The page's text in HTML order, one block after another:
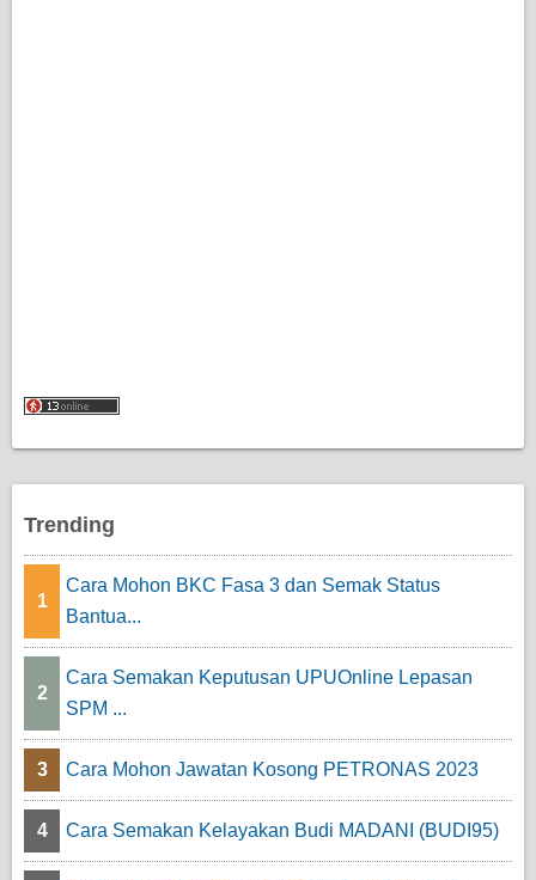
Trending
1
Cara Mohon BKC Fasa 3 dan Semak Status
Bantua...
2
Cara Semakan Keputusan UPUOnline Lepasan
SPM ...
3 Cara Mohon Jawatan Kosong PETRONAS 2023
4 Cara Semakan Kelayakan Budi MADANI (BUDI95)